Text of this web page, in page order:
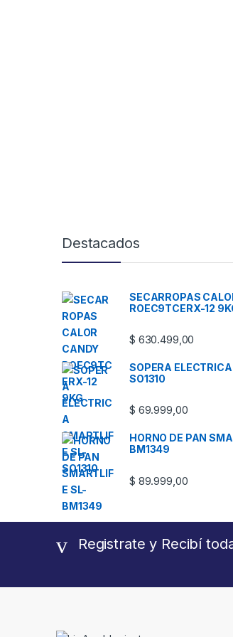
Destacados
SECARROPAS
ROEC9TCERX-12
$ 630.499,00
SOPERA
SO1310
$ 69.999,00
HORNO DE PAN
BM1349
$ 89.999,00
Registrate y Recibí